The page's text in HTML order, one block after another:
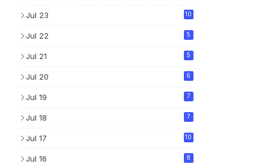
Jul 23 10
Jul 22 5
Jul 21 5
Jul 20 6
Jul 19 7
Jul 18 7
Jul 17 10
Jul 16 8